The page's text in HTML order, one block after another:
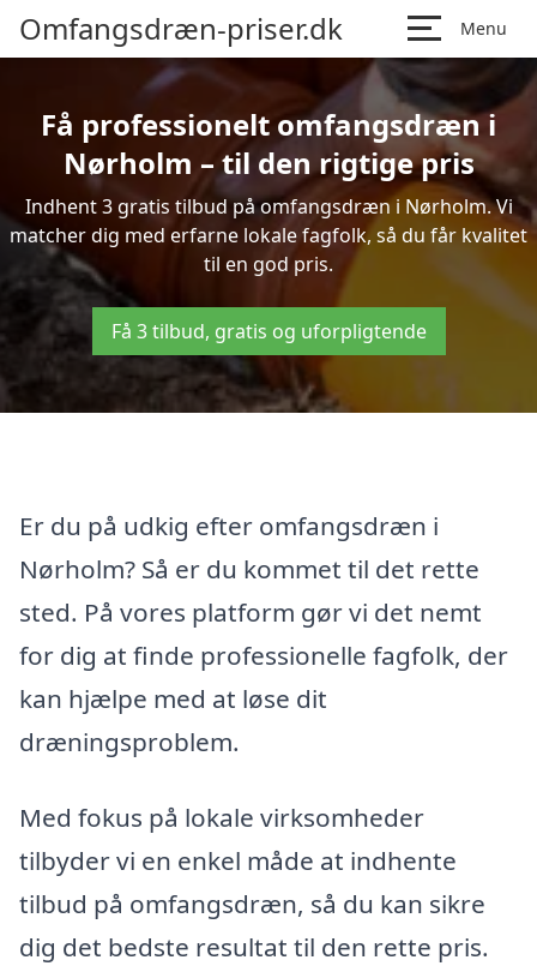
Omfangsdræn-priser.dk Menu
Få professionelt omfangsdræn i
Nørholm – til den rigtige pris
Indhent 3 gratis tilbud på omfangsdræn i Nørholm. Vi
matcher dig med erfarne lokale fagfolk, så du får kvalitet
til en god pris.
Få 3 tilbud, gratis og uforpligtende
Er du på udkig efter omfangsdræn i
Nørholm? Så er du kommet til det rette
sted. På vores platform gør vi det nemt
for dig at finde professionelle fagfolk, der
kan hjælpe med at løse dit
dræningsproblem.
Med fokus på lokale virksomheder
tilbyder vi en enkel måde at indhente
tilbud på omfangsdræn, så du kan sikre
dig det bedste resultat til den rette pris.